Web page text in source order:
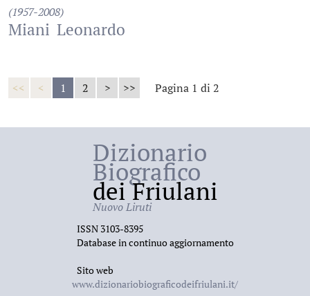
(1957-2008)
Miani Leonardo
<< < 1 2 > >> Pagina 1 di 2
Dizionario
Biografico
dei Friulani
Nuovo Liruti
ISSN 3103-8395
Database in continuo aggiornamento
Sito web
www.dizionariobiograficodeifriulani.it/